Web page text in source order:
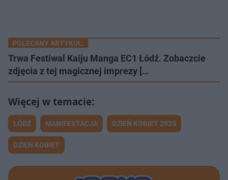
POLECANY ARTYKUŁ:
Trwa Festiwal Kaiju Manga EC1 Łódź. Zobaczcie
zdjęcia z tej magicznej imprezy […
ŁÓDŹ MANIFESTACJA DZIEŃ KOBIET 2025
DZIEŃ KOBIET